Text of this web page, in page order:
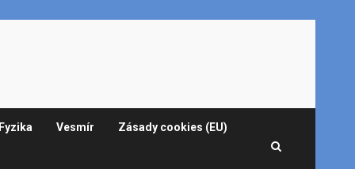
Fyzika Vesmír Zásady cookies (EU)